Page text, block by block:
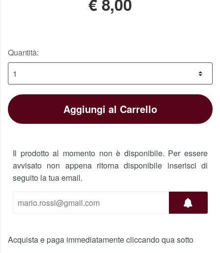
Quantità:
Aggiungi al Carrello
Il prodotto al momento non è disponibile. Per essere
avvisato non appena ritorna disponibile inserisci di
seguito la tua email.
Acquista e paga immediatamente cliccando qua sotto